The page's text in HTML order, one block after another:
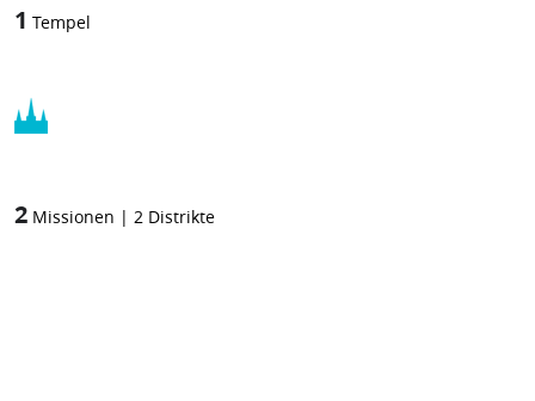
1 Tempel
2 Missionen | 2 Distrikte